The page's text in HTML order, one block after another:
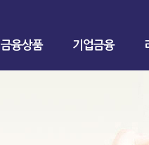
금융상품 기업금융